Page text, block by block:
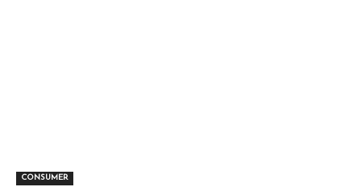
CONSUMER